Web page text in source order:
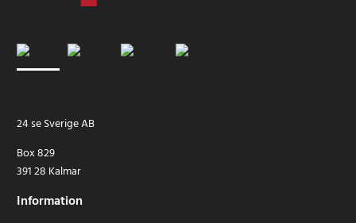
24 se Sverige AB
Box 829
391 28 Kalmar
Information